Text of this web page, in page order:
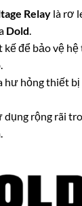
Relay là rơ
Dold.
để bảo vệ
hư hỏng thiết
rộng rãi